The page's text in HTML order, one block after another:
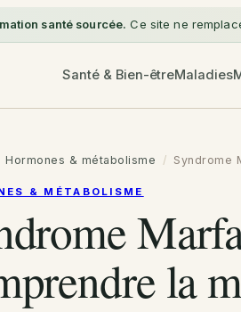
santé sourcée. Ce site ne
Santé & Bien-êtreMaladies
Hormones & métabolisme / Syndrome
& MÉTABOLISME
la